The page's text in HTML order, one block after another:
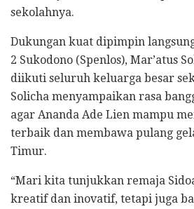
sekolahnya.
Dukungan kuat dipimpin
2 Sukodono (Spenlos), Mar’atus
diikuti seluruh keluarga besar
Solicha menyampaikan rasa
agar Ananda Ade Lien mampu
terbaik dan membawa pulang
Timur.
“Mari kita tunjukkan remaja
kreatif dan inovatif, tetapi juga